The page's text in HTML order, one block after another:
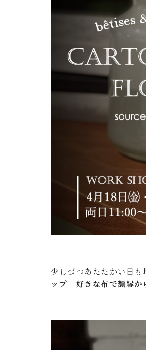
少しづつあたたかい日
ップ 好きな布で額縁か